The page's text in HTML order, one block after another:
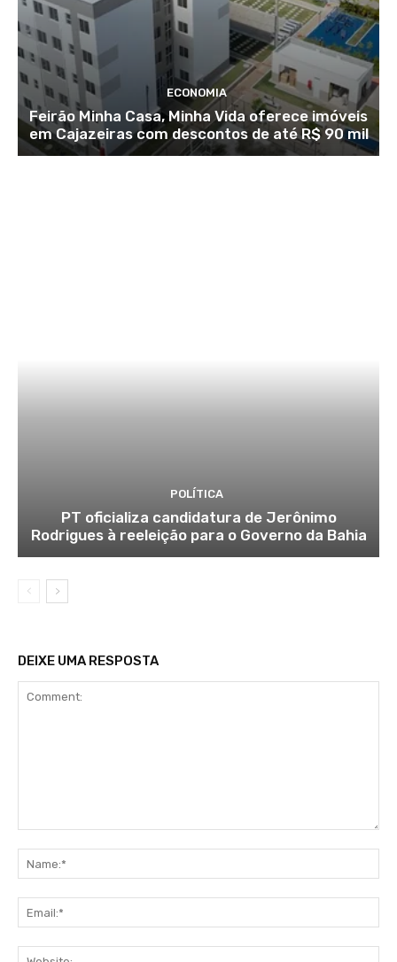
ECONOMIA
Feirão Minha Casa, Minha Vida oferece imóveis
em Cajazeiras com descontos de até R$ 90 mil
POLÍTICA
PT oficializa candidatura de Jerônimo
Rodrigues à reeleição para o Governo da Bahia
DEIXE UMA RESPOSTA